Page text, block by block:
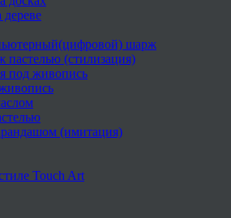
дереве
шарж
(стилизация)
под живопись
(имитация)
Touch Art